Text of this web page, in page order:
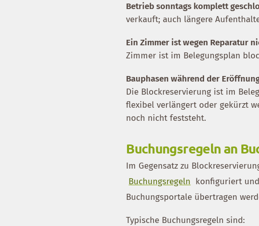
Betrieb sonntags komplett
verkauft; auch längere
Ein Zimmer ist wegen Reparatur
Zimmer ist im Belegungsplan
Bauphasen während der
Die Blockreservierung ist im
flexibel verlängert oder gekürzt
noch nicht feststeht.
Buchungsregeln an
Im Gegensatz zu
Buchungsregeln konfiguriert
Buchungsportale übertragen
Typische Buchungsregeln sind: